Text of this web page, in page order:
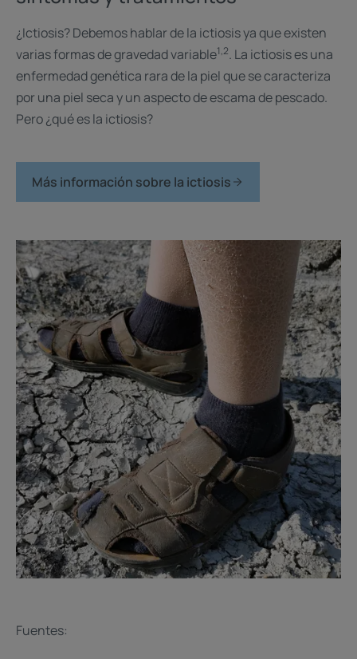
¿Ictiosis? Debemos hablar de la ictiosis ya que existen
varias formas de gravedad variable1,2. La ictiosis es una
enfermedad genética rara de la piel que se caracteriza
por una piel seca y un aspecto de escama de pescado.
Pero ¿qué es la ictiosis?
Más información sobre la ictiosis
Fuentes: